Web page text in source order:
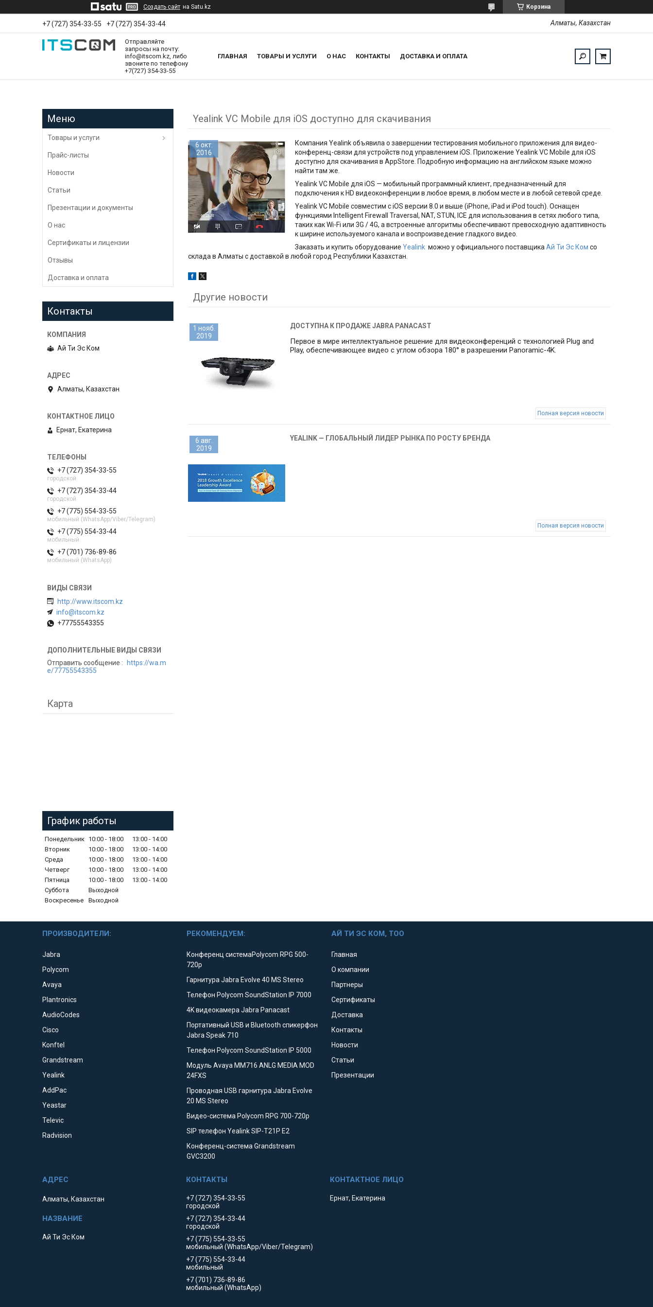
Создать сайт на Satu.kz Корзина
+7 (727) 354-33-55 +7 (727) 354-33-44 Алматы, Казахстан
Отправляйте
запросы на почту:
info@itscom.kz, либо
звоните по телефону
+7(727) 354-33-55
ГЛАВНАЯ ТОВАРЫ И УСЛУГИ О НАС КОНТАКТЫ ДОСТАВКА И ОПЛАТА
Yealink VC Mobile для iOS доступно для скачивания
6 окт.
2016
Компания Yealink объявила о завершении тестирования мобильного приложения для видео-
конференц-связи для устройств под управлением iOS. Приложение Yealink VC Mobile для iOS
доступно для скачивания в AppStore. Подробную информацию на английском языке можно
найти там же.
Yealink VC Mobile для iOS — мобильный программный клиент, предназначенный для
подключения к HD видеоконференции в любое время, в любом месте и в любой сетевой среде.
Yealink VC Mobile совместим с iOS версии 8.0 и выше (iPhone, iPad и iPod touch). Оснащен
функциями Intelligent Firewall Traversal, NAT, STUN, ICE для использования в сетях любого типа,
таких как Wi-Fi или 3G / 4G, а встроенные алгоритмы обеспечивают превосходную адаптивность
к ширине используемого канала и воспроизведение гладкого видео.
Заказать и купить оборудование Yealink можно у официального поставщикаАй Ти Эс Ком со
склада в Алматы с доставкой в любой город Республики Казахстан.
Другие новости
1 нояб.
2019
ДОСТУПНА К ПРОДАЖЕ JABRA PANACAST
Первое в мире интеллектуальное решение для видеоконференций с технологией Plug and
Play, обеспечивающее видео c углом обзора 180° в разрешении Panoramic-4K.
Полная версия новости
6 авг.
2019
YEALINK — ГЛОБАЛЬНЫЙ ЛИДЕР РЫНКА ПО РОСТУ БРЕНДА
Полная версия новости
Товары и услуги
Прайс-листы
Новости
Статьи
Презентации и документы
О нас
Сертификаты и лицензии
Отзывы
Доставка и оплата
Контакты
Ай Ти Эс Ком
Алматы, Казахстан
Ернат, Екатерина
+7 (727) 354-33-55
городской
+7 (727) 354-33-44
городской
+7 (775) 554-33-55
мобильный (WhatsApp/Viber/Telegram)
+7 (775) 554-33-44
мобильный
+7 (701) 736-89-86
мобильный (WhatsApp)
http://www.itscom.kz
info@itscom.kz
+77755543355
Отправить сообщение
https://wa.m
e/77755543355
Карта
График работы
Понедельник 10:00 18:00 13:00
14:00
Вторник
10:00 18:00 13:00
14:00
Среда
10:00 18:00 13:00
14:00
Четверг
10:00 18:00 13:00
14:00
Пятница
10:00 18:00 13:00
14:00
Суббота
Выходной
Воскресенье
Выходной
ПРОИЗВОДИТЕЛИ:
Jabra
Polycom
Avaya
Plantronics
AudioCodes
Cisco
Konftel
Grandstream
Yealink
AddPac
Yeastar
Televic
Radvision
РЕКОМЕНДУЕМ:
Конференц системаPolycom RPG 500-
720p
Гарнитура Jabra Evolve 40 MS Stereo
Телефон Polycom SoundStation IP 7000
4K видеокамера Jabra Panacast
Портативный USB и Bluetooth спикерфон
Jabra Speak 710
Телефон Polycom SoundStation IP 5000
Модуль Avaya MM716 ANLG MEDIA MOD
24FXS
Проводная USB гарнитура Jabra Evolve
20 MS Stereo
Видео-система Polycom RPG 700-720p
SIP телефон Yealink SIP-T21P E2
Конференц-система Grandstream
GVC3200
АЙ ТИ ЭС КОМ, ТОО
Главная
О компании
Партнеры
Сертификаты
Доставка
Контакты
Новости
Статьи
Презентации
Алматы, Казахстан
Ай Ти Эс Ком
+7 (727) 354-33-55
городской
+7 (727) 354-33-44
городской
+7 (775) 554-33-55
мобильный (WhatsApp/Viber/Telegram)
+7 (775) 554-33-44
мобильный
+7 (701) 736-89-86
мобильный (WhatsApp)
Ернат, Екатерина